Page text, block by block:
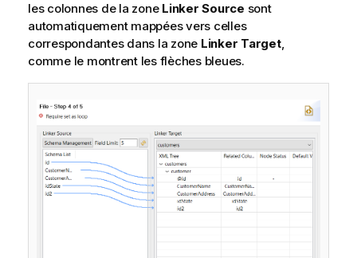
les colonnes de la zone Linker Source sont
automatiquement mappées vers celles
correspondantes dans la zone Linker Target,
comme le montrent les flèches bleues.